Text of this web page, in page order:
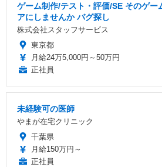
ゲーム制作/テスト・評価/SE そのゲー
アにしませんか バグ探し
株式会社スタッフサービス
東京都
月給24万5,000円～50万円
正社員
未経験可の医師
やまが在宅クリニック
千葉県
月給150万円～
正社員